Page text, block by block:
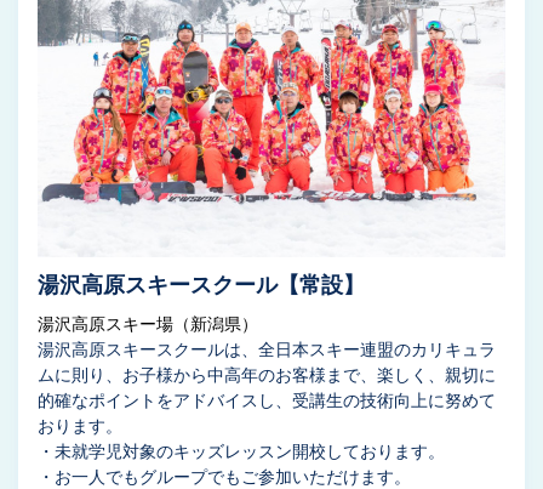
湯沢高原スキースクール【常設】
湯沢高原スキー場（新潟県）
湯沢高原スキースクールは、全日本スキー連盟のカリキュラ
ムに則り、お子様から中高年のお客様まで、楽しく、親切に
的確なポイントをアドバイスし、受講生の技術向上に努めて
おります。
・未就学児対象のキッズレッスン開校しております。
・お一人でもグループでもご参加いただけます。